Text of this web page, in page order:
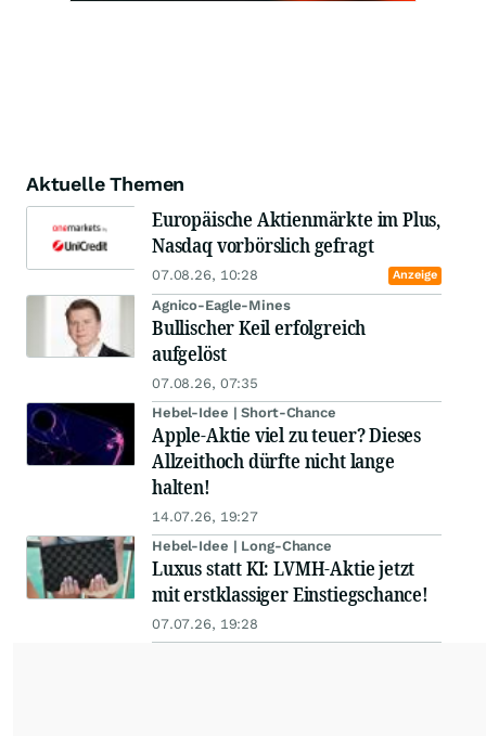
Aktuelle Themen
Europäische Aktienmärkte im Plus,
Nasdaq vorbörslich gefragt
07.08.26, 10:28 Anzeige
Agnico-Eagle-Mines
Bullischer Keil erfolgreich
aufgelöst
07.08.26, 07:35
Hebel-Idee | Short-Chance
Apple-Aktie viel zu teuer? Dieses
Allzeithoch dürfte nicht lange
halten!
14.07.26, 19:27
Hebel-Idee | Long-Chance
Luxus statt KI: LVMH-Aktie jetzt
mit erstklassiger Einstiegschance!
07.07.26, 19:28